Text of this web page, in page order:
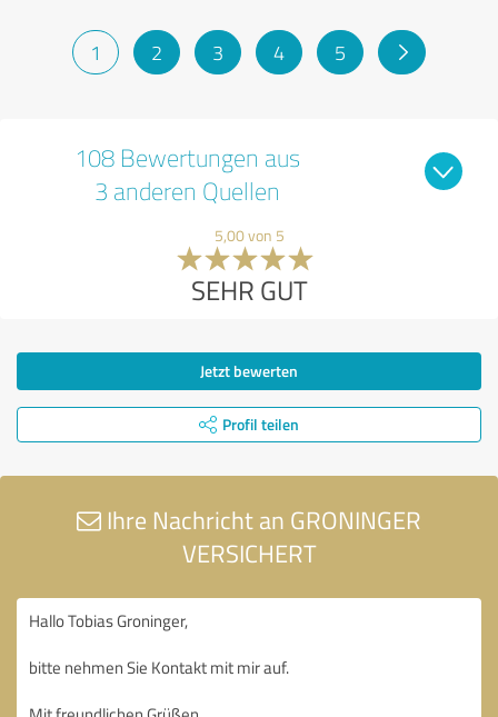
1 2 3 4 5
108 Bewertungen aus
3 anderen Quellen
5,00 von 5
SEHR GUT
Jetzt bewerten
Profil teilen
Ihre Nachricht an GRONINGER
VERSICHERT